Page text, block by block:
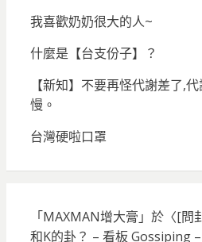
我喜歡奶奶很大的人~
什麼是【台支份子】？
【新知】不要再怪代謝差了,
慢。
台灣硬啦口罩
「MAXMAN增大膏 」於〈[問
和K的卦？ – 看板 Gossiping